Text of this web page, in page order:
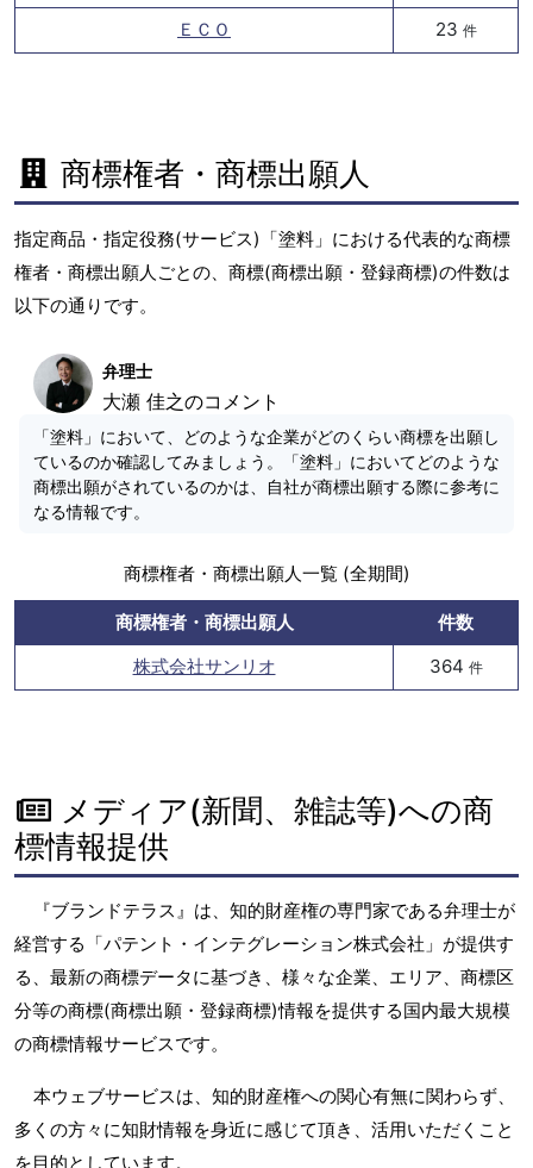
ＥＣＯ 23 件
商標権者・商標出願人
指定商品・指定役務(サービス)「塗料」における代表的な商標
権者・商標出願人ごとの、商標(商標出願・登録商標)の件数は
以下の通りです。
弁理士
大瀬 佳之のコメント
「塗料」において、どのような企業がどのくらい商標を出願し
ているのか確認してみましょう。「塗料」においてどのような
商標出願がされているのかは、自社が商標出願する際に参考に
なる情報です。
商標権者・商標出願人一覧 (全期間)
商標権者・商標出願人
件数
株式会社サンリオ
364 件
メディア(新聞、雑誌等)への商
標情報提供
『ブランドテラス』は、知的財産権の専門家である弁理士が
経営する「パテント・インテグレーション株式会社」が提供す
る、最新の商標データに基づき、様々な企業、エリア、商標区
分等の商標(商標出願・登録商標)情報を提供する国内最大規模
の商標情報サービスです。
本ウェブサービスは、知的財産権への関心有無に関わらず、
多くの方々に知財情報を身近に感じて頂き、活用いただくこと
を目的としています。